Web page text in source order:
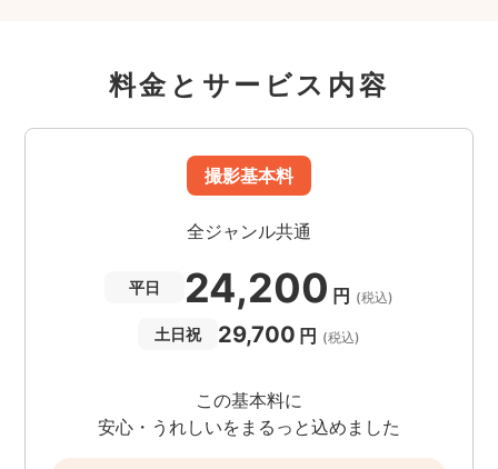
料金とサービス内容
撮影基本料
全ジャンル共通
平日 24,200 円 (税込)
土日祝 29,700 円 (税込)
この基本料に
安心・うれしいをまるっと込めました